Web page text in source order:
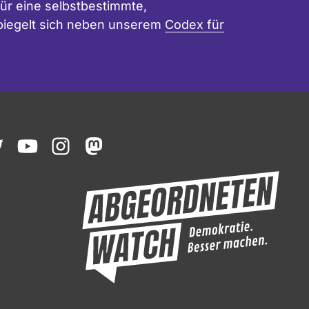
eine selbstbestimmte,
sich neben unserem Codex für
youtubeinstagrammastodon